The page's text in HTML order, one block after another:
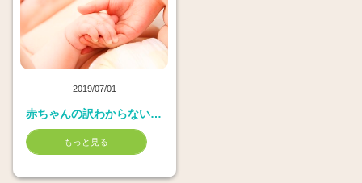
2019/07/01
赤ちゃんの訳わからない夜泣きに小児ハリ
もっと見る